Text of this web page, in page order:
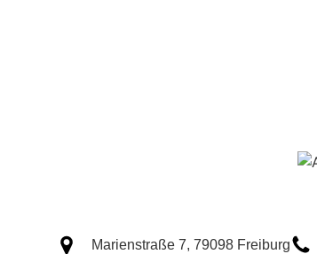
Marienstraße 7, 79098 Freiburg